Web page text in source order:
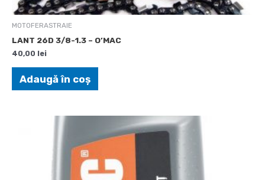
MOTOFERASTRAIE
LANT 26D 3/8-1.3 – O’MAC
40,00 lei
Adaugă în coș